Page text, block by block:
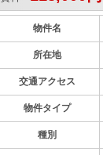
物件名
所在地
交通アクセス
物件タイプ
種別